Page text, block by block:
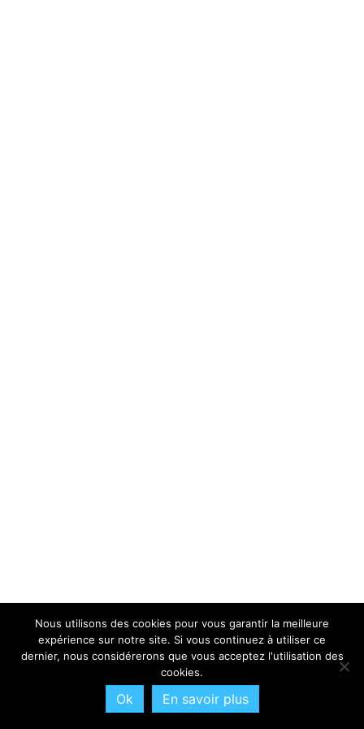
Nous utilisons des cookies pour vous garantir la meilleure
expérience sur notre site. Si vous continuez à utiliser ce
dernier, nous considérerons que vous acceptez l'utilisation des
cookies.
Ok En savoir plus